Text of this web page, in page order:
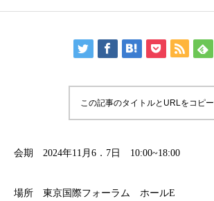
この記事のタイトルとURLをコピ
会期 2024年11月6．7日 10:00~18:00
場所 東京国際フォーラム ホールE